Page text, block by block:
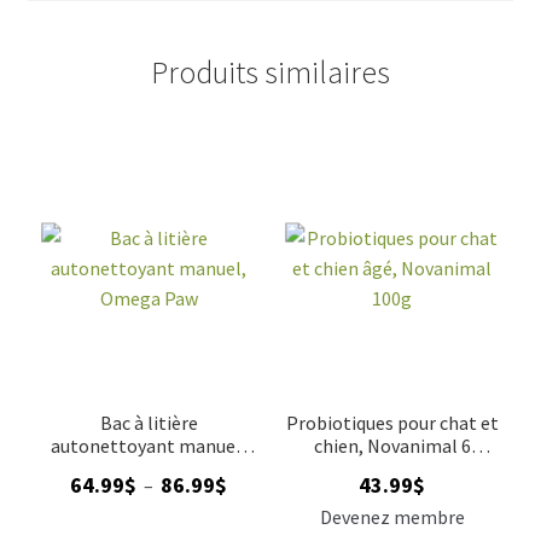
Produits similaires
Bac à litière
autonettoyant manuel,
64.99$ – 86.99$
Probiotiques pour chat et
chien, Novanimal 6
43.99$
Devenez membre